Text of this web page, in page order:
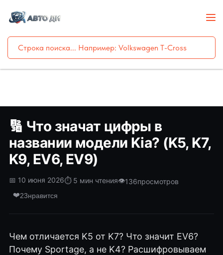
🔢 Что значат цифры в
названии модели Kia? (K5, K7,
K9, EV6, EV9)
📅 10 июня 2026⏱️ 5 мин чтения👁️136просмотров
❤️23нравится
Чем отличается K5 от K7? Что значит EV6?
Почему Sportage, а не K4? Расшифровываем